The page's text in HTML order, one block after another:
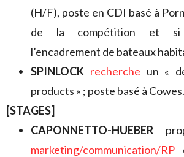
(H/F), poste en CDI basé à
de la compétition et si
l’encadrement de bateaux
SPINLOCK recherche un «
products » ; poste basé à Cowes.
[STAGES]
CAPONNETTO-HUEBER
marketing/communication/RP